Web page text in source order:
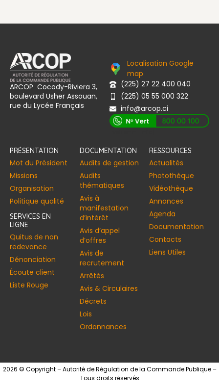
ARCOP Cocody-Riviera 3,
boulevard Usher Assouan,
rue du Lycée Français
Localisation Google
map
(225) 27 22 400 040
(225) 05 55 000 322
info@arcop.ci
PRÉSENTATION
Mot du Président
Missions
Organisation
Politique qualité
SERVICES EN
LIGNE
Quitus de non
redevance
Dénonciation
Écoute client
Liste Rouge
DOCUMENTATION
Audits de gestion
Audits
thématiques
Avis à
manifestation
d’intérêt
Avis d’appel
d’offres
Avis de
recrutement
Arrêtés
Avis & Circulaires
Décrets
Lois
Ordonnances
RESSOURCES
Actualités
Photothèque
Vidéothèque
Annonces​
Agenda
Documentation
Contacts
Liens Utiles
2026 © Copyright – Autorité de Régulation de la Commande Publique –
Tous droits réservés